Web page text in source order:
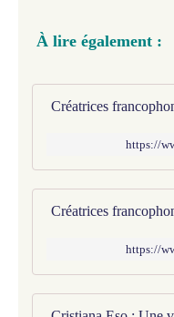
À lire également :
https://
https://